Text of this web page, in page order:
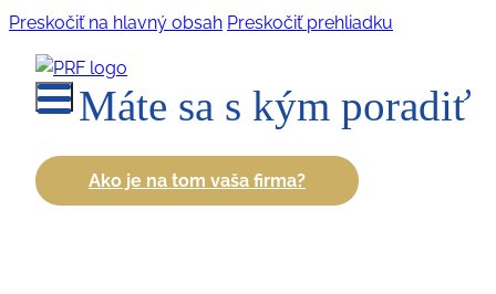
Preskočiť na hlavný obsah Preskočiť prehliadku
Máte sa s kým poradiť
Ako je na tom vaša firma?